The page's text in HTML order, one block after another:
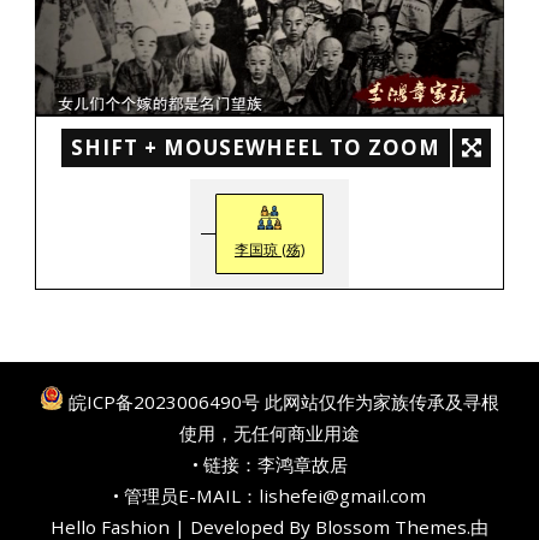
SHIFT + MOUSEWHEEL TO ZOOM
李国琼 (殇)
皖ICP备2023006490号 此网站仅作为家族传承及寻根
使用，无任何商业用途
• 链接： 李鸿章故居
• 管理员E-MAIL：lishefei@gmail.com
Hello Fashion | Developed By Blossom Themes.由